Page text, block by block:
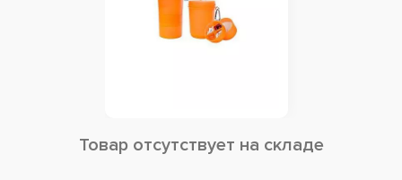
Товар отсутствует на складе